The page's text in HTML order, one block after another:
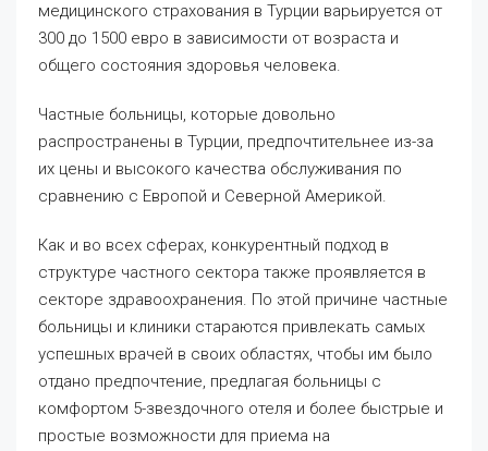
медицинского страхования в Турции варьируется от
300 до 1500 евро в зависимости от возраста и
общего состояния здоровья человека.
Частные больницы, которые довольно
распространены в Турции, предпочтительнее из-за
их цены и высокого качества обслуживания по
сравнению с Европой и Северной Америкой.
Как и во всех сферах, конкурентный подход в
структуре частного сектора также проявляется в
секторе здравоохранения. По этой причине частные
больницы и клиники стараются привлекать самых
успешных врачей в своих областях, чтобы им было
отдано предпочтение, предлагая больницы с
комфортом 5-звездочного отеля и более быстрые и
простые возможности для приема на